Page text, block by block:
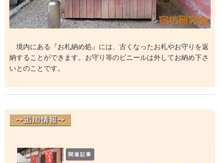
境内にある『お札納め処』には、古くなったお札やお守りを返
納することができます。お守り等のビニールは外してお納め下さ
いとのことです。
関連記事